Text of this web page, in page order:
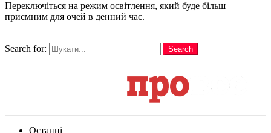
Переключіться на режим освітлення, який буде більш
приємним для очей в денний час.
Search for:
Search
Останні